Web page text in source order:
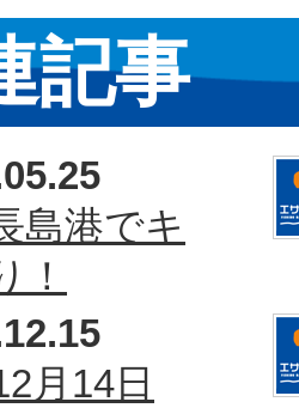
記事
島港でキ
！
月14日